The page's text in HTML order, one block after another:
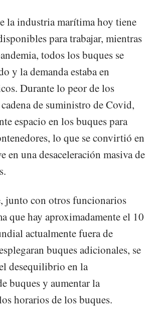
la industria marítima hoy tiene
para trabajar, mientras
todos los buques se
y la demanda estaba en
Durante lo peor de los
de suministro de Covid,
espacio en los buques para
lo que se convirtió en
en una desaceleración masiva de
junto con otros funcionarios
que hay aproximadamente el 10
actualmente fuera de
buques adicionales, se
desequilibrio en la
buques y aumentar la
horarios de los buques.